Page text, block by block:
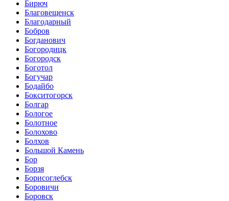
Бирюч
Благовещенск
Благодарный
Бобров
Богданович
Богородицк
Богородск
Боготол
Богучар
Бодайбо
Бокситогорск
Болгар
Бологое
Болотное
Болохово
Болхов
Большой Камень
Бор
Борзя
Борисоглебск
Боровичи
Боровск